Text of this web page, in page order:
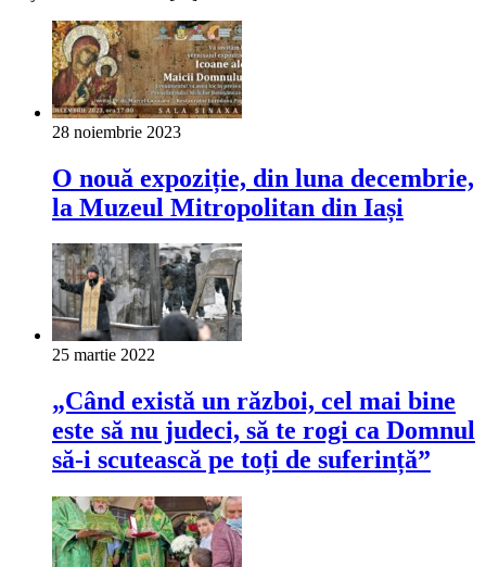
28 noiembrie 2023
O nouă expoziție, din luna decembrie,
la Muzeul Mitropolitan din Iași
25 martie 2022
„Când există un război, cel mai bine
este să nu judeci, să te rogi ca Domnul
să-i scutească pe toți de suferință”